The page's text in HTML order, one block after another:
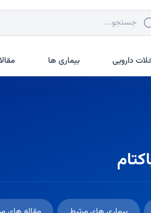
در سین سا
دارویی بیماری ها